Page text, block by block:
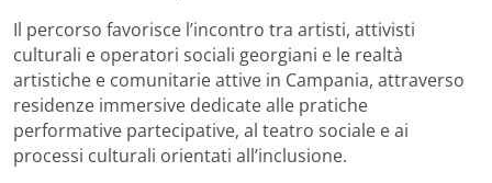
Il percorso favorisce l’incontro tra artisti, attivisti
culturali e operatori sociali georgiani e le realtà
artistiche e comunitarie attive in Campania, attraverso
residenze immersive dedicate alle pratiche
performative partecipative, al teatro sociale e ai
processi culturali orientati all’inclusione.